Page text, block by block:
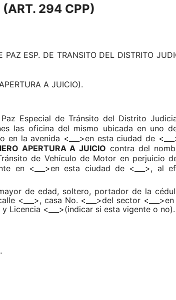
(ART. 294 CPP)
DE TRANSITO DEL DISTRITO
A JUICIO).
Especial de Tránsito del Distrito
las oficina del mismo ubicada en uno
la avenida <___>en esta ciudad de
APERTURA A JUICIO contra del
de Vehículo de Motor en perjuicio
en <___>en esta ciudad de <___>, al
de edad, soltero, portador de la
<___>, casa No. <___>del sector
Licencia <___>(indicar si esta vigente o no).